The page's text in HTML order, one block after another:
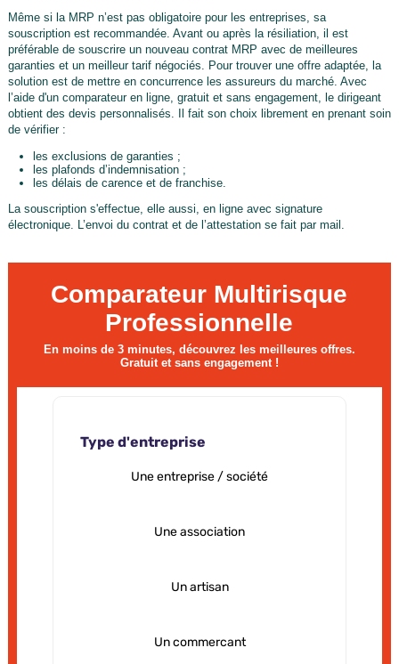
Même si la MRP n’est pas obligatoire pour les entreprises, sa
souscription est recommandée. Avant ou après la résiliation, il est
préférable de souscrire un nouveau contrat MRP avec de meilleures
garanties et un meilleur tarif négociés. Pour trouver une offre adaptée, la
solution est de mettre en concurrence les assureurs du marché. Avec
l’aide d'un comparateur en ligne, gratuit et sans engagement, le dirigeant
obtient des devis personnalisés. Il fait son choix librement en prenant soin
de vérifier :
les exclusions de garanties ;
les plafonds d’indemnisation ;
les délais de carence et de franchise.
La souscription s'effectue, elle aussi, en ligne avec signature
électronique. L’envoi du contrat et de l’attestation se fait par mail.
Comparateur Multirisque
Professionnelle
En moins de 3 minutes, découvrez les meilleures offres.
Gratuit et sans engagement !